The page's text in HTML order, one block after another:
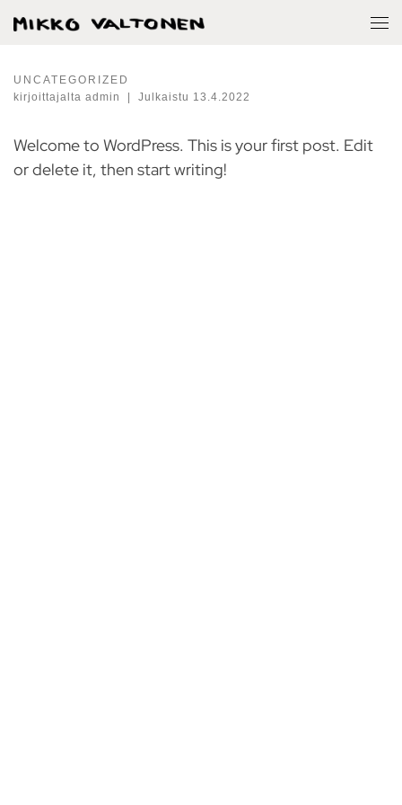
Skip to content
UNCATEGORIZED
kirjoittajalta admin | Julkaistu 13.4.2022
Welcome to WordPress. This is your first post. Edit
or delete it, then start writing!